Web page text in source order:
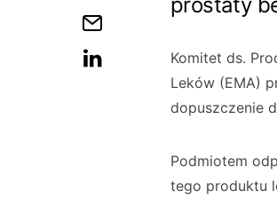
Komitet ds.
Leków (EMA)
dopuszczenie
Podmiotem
tego produktu